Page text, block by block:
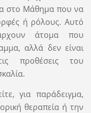
στο Μάθημα που να
ή ρόλους. Αυτό
άτομα που
αλλά δεν είναι
προθέσεις του
για παράδειγμα,
θεραπεία ή την